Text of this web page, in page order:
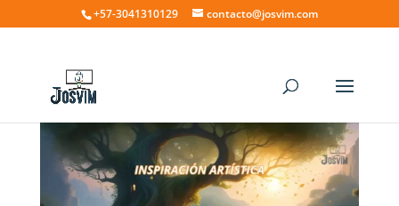
+57-3041310129 contacto@josvim.com